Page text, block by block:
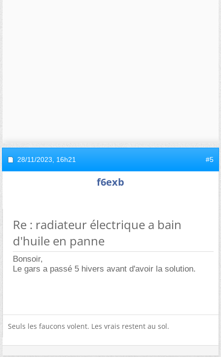
28/11/2023, 16h21 #5
f6exb
Re : radiateur électrique a bain
d'huile en panne
Bonsoir,
Le gars a passé 5 hivers avant d'avoir la solution.
Seuls les faucons volent. Les vrais restent au sol.